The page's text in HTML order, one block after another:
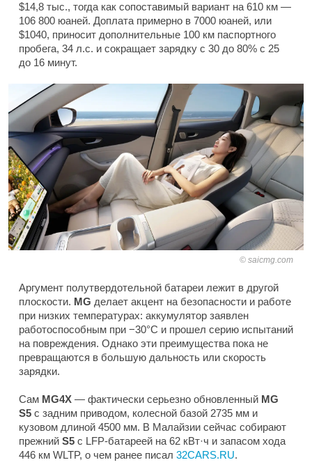
$14,8 тыс., тогда как сопоставимый вариант на 610 км —
106 800 юаней. Доплата примерно в 7000 юаней, или
$1040, приносит дополнительные 100 км паспортного
пробега, 34 л.с. и сокращает зарядку с 30 до 80% с 25
до 16 минут.
saicmg.com
Аргумент полутвердотельной батареи лежит в другой
плоскости. MG делает акцент на безопасности и работе
при низких температурах: аккумулятор заявлен
работоспособным при −30°C и прошел серию испытаний
на повреждения. Однако эти преимущества пока не
превращаются в большую дальность или скорость
зарядки.
Сам MG4X — фактически серьезно обновленный MG
S5 с задним приводом, колесной базой 2735 мм и
кузовом длиной 4500 мм. В Малайзии сейчас собирают
прежний S5 с LFP-батареей на 62 кВт·ч и запасом хода
446 км WLTP, о чем ранее писал 32CARS.RU.